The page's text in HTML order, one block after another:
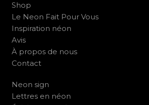
Shop
Le Neon Fait Pour Vous
Inspiration néon
Avis
À propos de nous
Contact
Neon sign
Lettres en néon